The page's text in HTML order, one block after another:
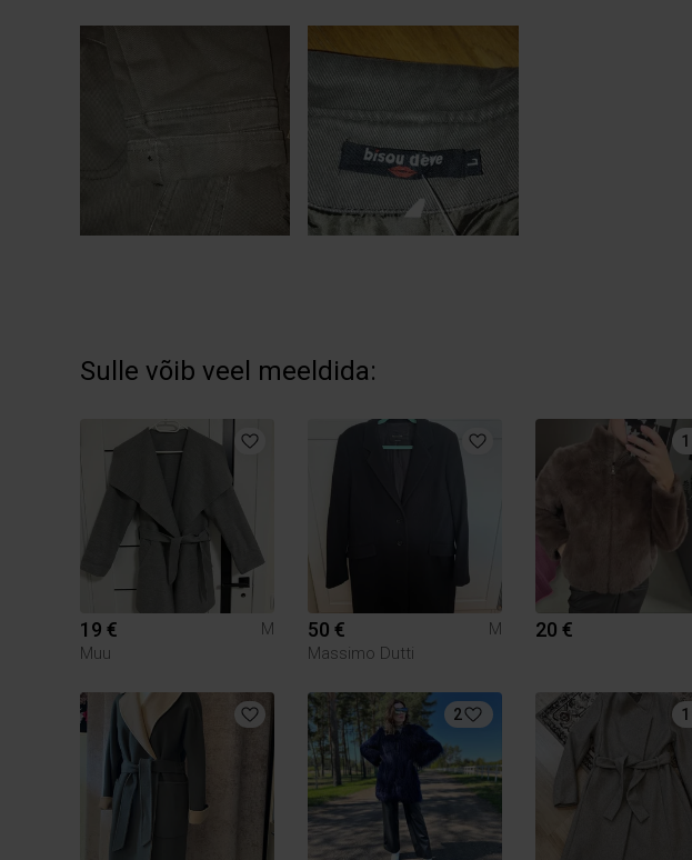
Sulle võib veel meeldida:
19 €
M
Muu
50 €
M
Massimo Dutti
1
20 €
2 1